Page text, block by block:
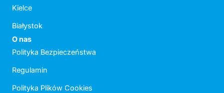
Kielce
Białystok
O nas
Polityka Bezpieczeństwa
Regulamin
Polityka Plików Cookies